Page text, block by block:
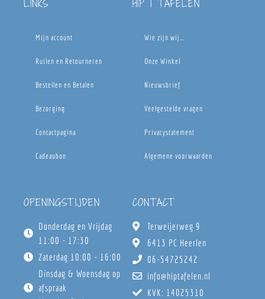
LINKS
Mijn account
Ruilen en Retourneren
Bestellen en Betalen
Bezorging
Contactpagina
Cadeaubon
HIP | TAFELEN
Wie zijn wij…
Onze Winkel
Nieuwsbrief
Veelgestelde vragen
Privacystatement
Algemene voorwaarden
OPENINGSTIJDEN
Donderdag en Vrijdag
11:00 - 17:30
Zaterdag 10:00 - 16:00
Dinsdag & Woensdag op
afspraak
CONTACT
Terweijerweg 9
6413 PC Heerlen
06-54725242
info@hiptafelen.nl
KVK: 14025310